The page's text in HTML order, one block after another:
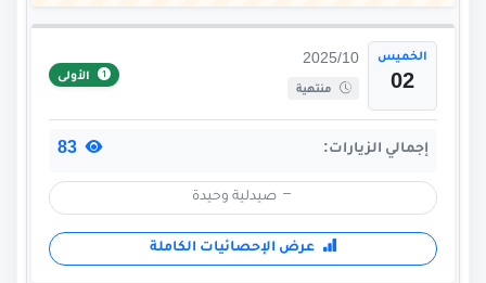
الخميس
02
2025/10
منتهية
الأولى
إجمالي الزيارات:
صيدلية وحيدة
عرض الإحصائيات الكاملة